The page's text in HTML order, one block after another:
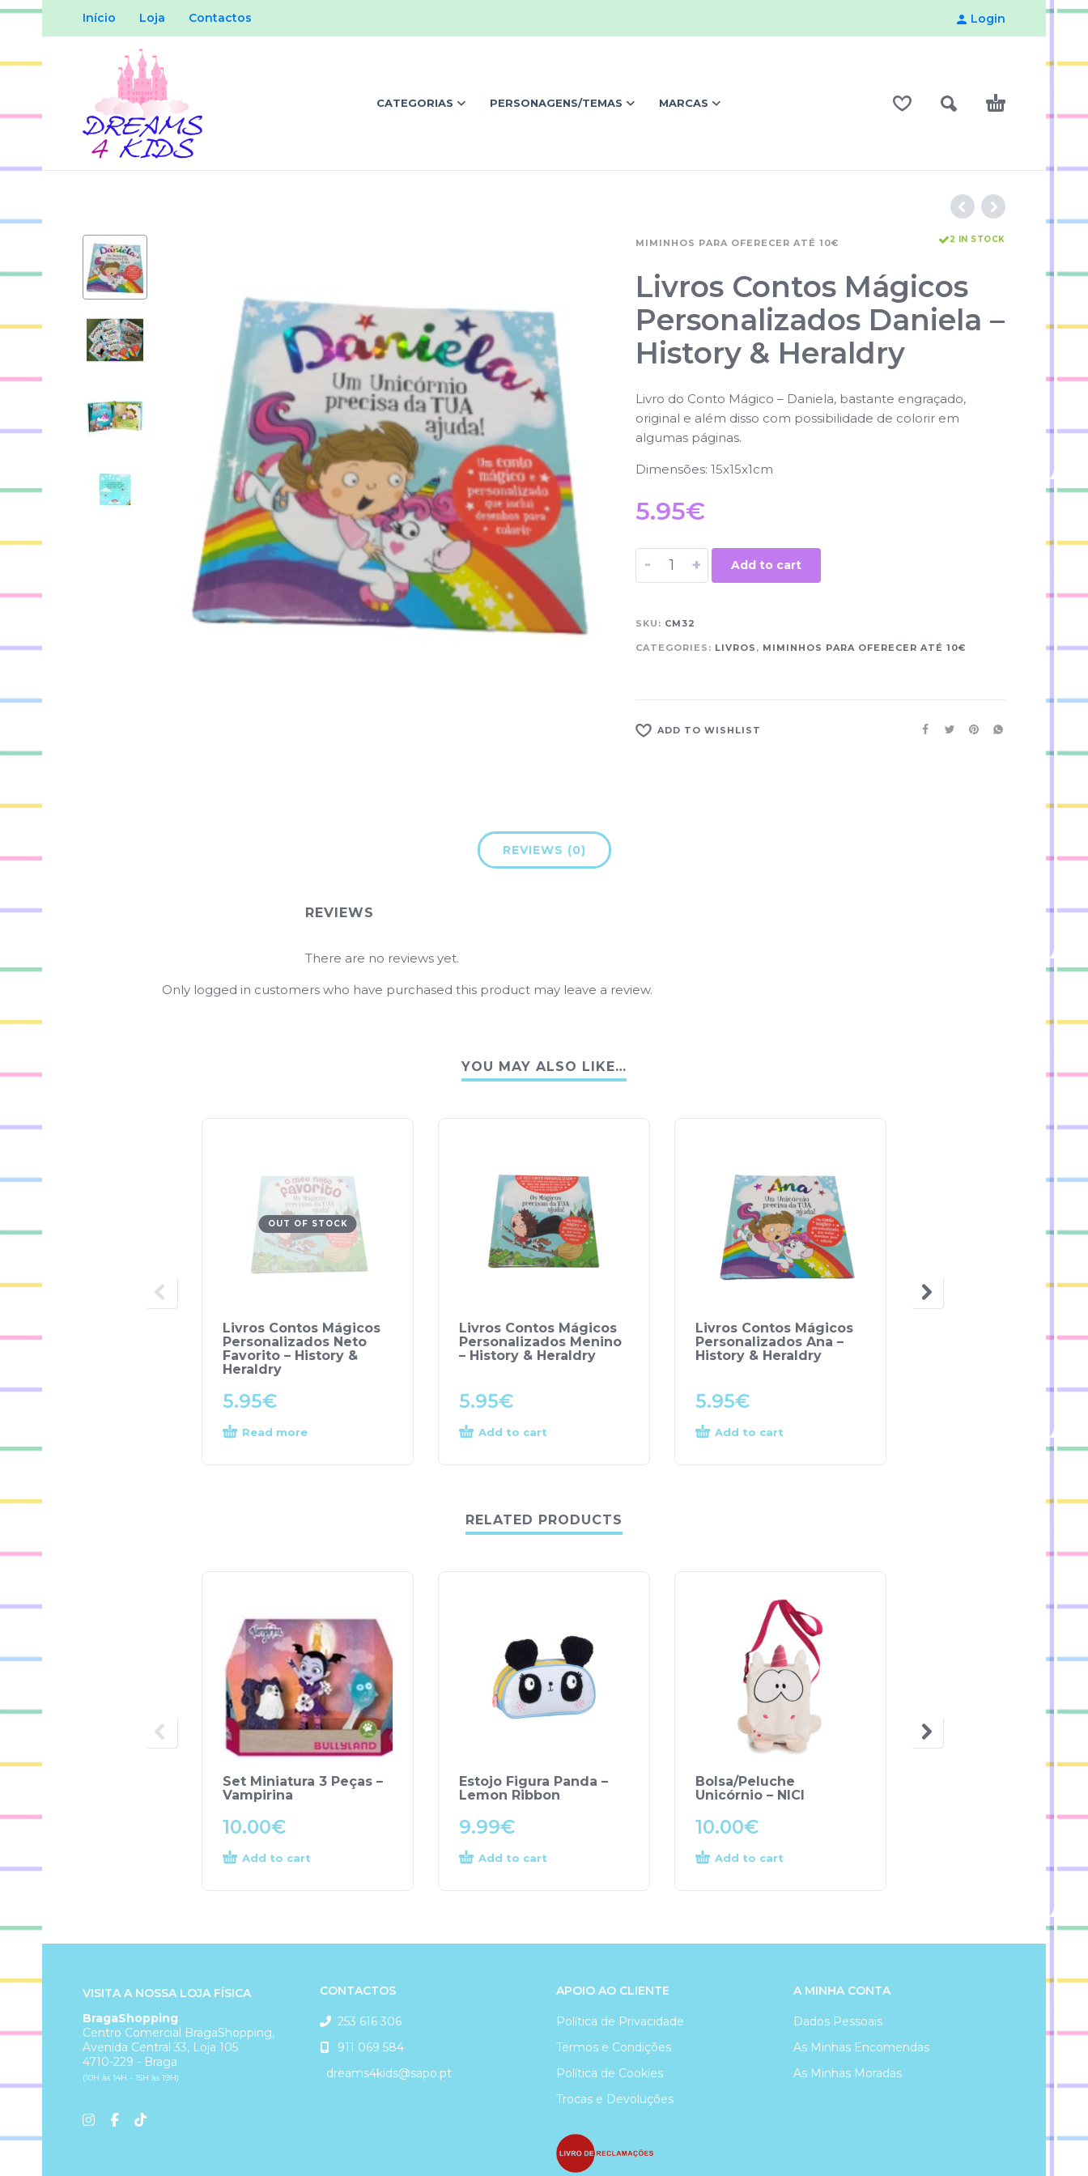
Início Loja Contactos Login
CATEGORIAS PERSONAGENS/TEMAS MARCAS
MIMINHOS PARA OFERECER ATÉ 10€ 2 IN STOCK
Livros Contos Mágicos
Personalizados Daniela –
History & Heraldry
Livro do Conto Mágico – Daniela, bastante engraçado,
original e além disso com possibilidade de colorir em
algumas páginas.
Dimensões: 15x15x1cm
5.95€
- + Add to cart
SKU: CM32
CATEGORIES: LIVROS , MIMINHOS PARA OFERECER ATÉ 10€
ADD TO WISHLIST
REVIEWS (0)
REVIEWS
There are no reviews yet.
Only logged in customers who have purchased this product may leave a review.
YOU MAY ALSO LIKE…
OUT OF STOCK
Livros Contos Mágicos
Personalizados Neto
Favorito – History &
Heraldry
5.95€
Read more
Livros Contos Mágicos
Personalizados Menino
– History & Heraldry
5.95€
Add to cart
Livros Contos Mágicos
Personalizados Ana –
History & Heraldry
5.95€
Add to cart
Personalizados
RELATED PRODUCTS
Set Miniatura 3 Peças –
Vampirina
10.00€
Add to cart
Estojo Figura Panda –
Lemon Ribbon
9.99€
Add to cart
Bolsa/Peluche
Unicórnio – NICI
10.00€
Add to cart
VISITA A NOSSA LOJA FÍSICA
BragaShopping
Centro Comercial BragaShopping,
Avenida Central 33, Loja 105
4710-229 - Braga
(10H às 14H - 15H às 19H)
CONTACTOS
253 616 306
911 069 584
dreams4kids@sapo.pt
APOIO AO CLIENTE
Política de Privacidade
Termos e Condições
Política de Cookies
Trocas e Devoluções
A MINHA CONTA
Dados Pessoais
As Minhas Encomendas
As Minhas Moradas